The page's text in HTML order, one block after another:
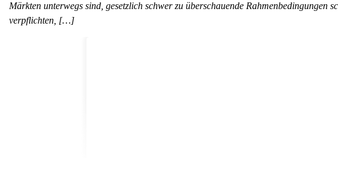
Märkten unterwegs sind, gesetzlich schwer zu überschauende Rahmenbedingungen
verpflichten, […]